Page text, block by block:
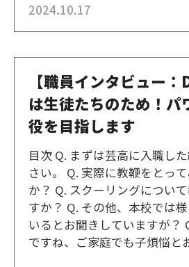
道芸術高等学校で学び成長し
りますか？ Q. 現在の仕事内
2024.10.17
【職員インタビュー
は生徒たちのため！パ
役を目指します
目次 Q. まずは芸高に入職し
さい。 Q. 実際に教鞭をとっ
か？ Q. スクーリングについ
すか？ Q. その他、本校では
いるとお聞きしていますが？
ですね、ご家庭でも子煩悩と